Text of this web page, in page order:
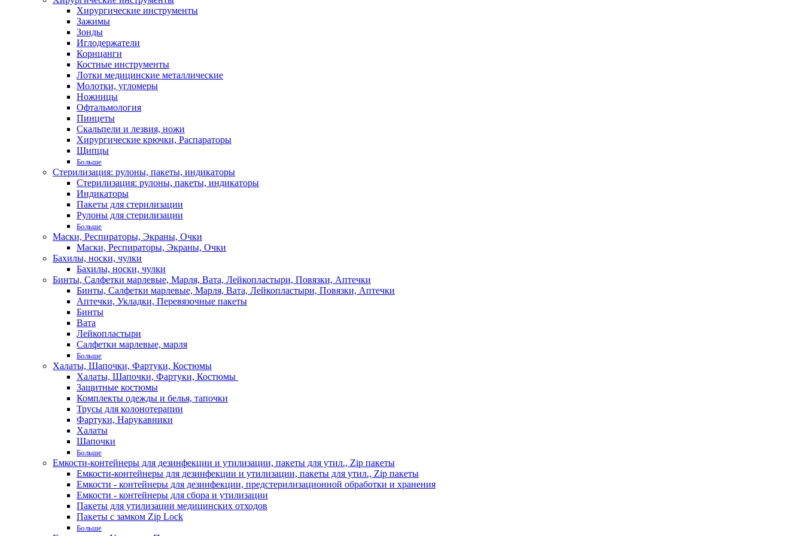
Хирургические инструменты
Зажимы
Зонды
Иглодержатели
Корнцанги
Костные инструменты
Лотки медицинские металлические
Молотки, угломеры
Ножницы
Офтальмология
Пинцеты
Скальпели и лезвия, ножи
Хирургические крючки, Распараторы
Щипцы
Больше
Стерилизация: рулоны, пакеты, индикаторы
Стерилизация: рулоны, пакеты, индикаторы
Индикаторы
Пакеты для стерилизации
Рулоны для стерилизации
Больше
Маски, Респираторы, Экраны, Очки
Маски, Респираторы, Экраны, Очки
Бахилы, носки, чулки
Бахилы, носки, чулки
Бинты, Салфетки марлевые, Марля, Вата, Лейкопластыри, Повязки, Аптечки
Бинты, Салфетки марлевые, Марля, Вата, Лейкопластыри, Повязки, Аптечки
Аптечки, Укладки, Перевязочные пакеты
Бинты
Вата
Лейкопластыри
Салфетки марлевые, марля
Больше
Халаты, Шапочки, Фартуки, Костюмы
Халаты, Шапочки, Фартуки, Костюмы
Защитные костюмы
Комплекты одежды и белья, тапочки
Трусы для колонотерапии
Фартуки, Нарукавники
Халаты
Шапочки
Больше
Емкости-контейнеры для дезинфекции и утилизации, пакеты для утил., Zip пакеты
Емкости-контейнеры для дезинфекции и утилизации, пакеты для утил., Zip пакеты
Емкости - контейнеры для дезинфекции, предстерилизационной обработки и хранения
Емкости - контейнеры для сбора и утилизации
Пакеты для утилизации медицинских отходов
Пакеты с замком Zip Lock
Больше